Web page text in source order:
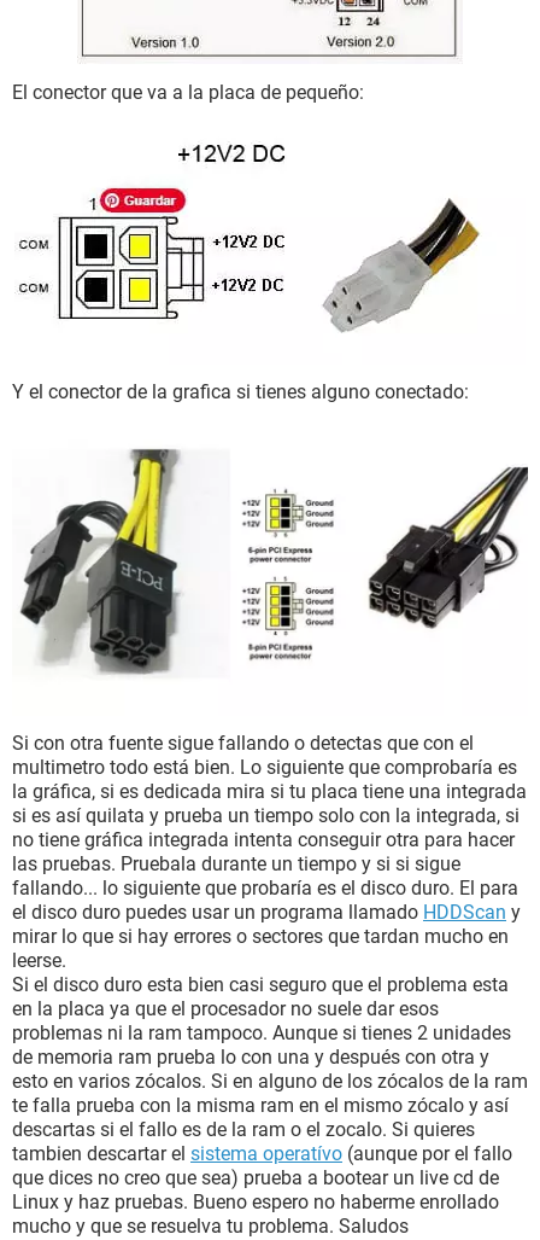
El conector que va a la placa de pequeño:
Y el conector de la grafica si tienes alguno conectado:
Si con otra fuente sigue fallando o detectas que con el
multimetro todo está bien. Lo siguiente que comprobaría es
la gráfica, si es dedicada mira si tu placa tiene una integrada
si es así quilata y prueba un tiempo solo con la integrada, si
no tiene gráfica integrada intenta conseguir otra para hacer
las pruebas. Pruebala durante un tiempo y si si sigue
fallando... lo siguiente que probaría es el disco duro. El para
el disco duro puedes usar un programa llamado HDDScan y
mirar lo que si hay errores o sectores que tardan mucho en
leerse.
Si el disco duro esta bien casi seguro que el problema esta
en la placa ya que el procesador no suele dar esos
problemas ni la ram tampoco. Aunque si tienes 2 unidades
de memoria ram prueba lo con una y después con otra y
esto en varios zócalos. Si en alguno de los zócalos de la ram
te falla prueba con la misma ram en el mismo zócalo y así
descartas si el fallo es de la ram o el zocalo. Si quieres
tambien descartar el sistema operatívo (aunque por el fallo
que dices no creo que sea) prueba a bootear un live cd de
Linux y haz pruebas. Bueno espero no haberme enrollado
mucho y que se resuelva tu problema. Saludos